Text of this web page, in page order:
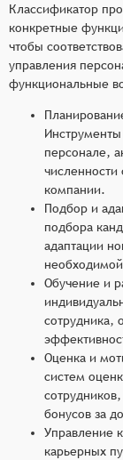
Классификатор
конкретные
чтобы
управления
функциональные
персонале,
численности
компании.
Подбор и
подбора
адаптации
Обучение и
сотрудника,
Оценка и
систем
бонусов за
Управление
карьерных